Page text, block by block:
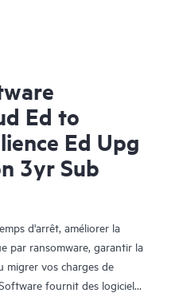
Ed to
Ed Upg
3yr Sub
d'arrêt, améliorer la
par ransomware, garantir la
migrer vos charges de
fournit des logiciels